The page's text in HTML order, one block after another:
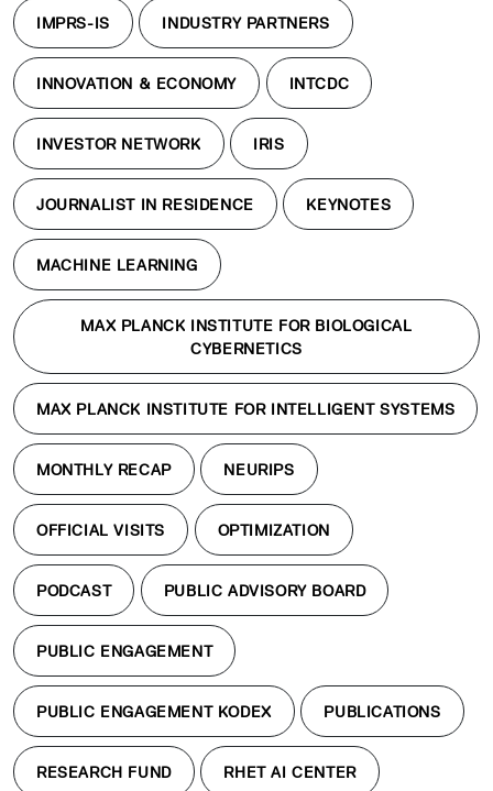
IMPRS-IS INDUSTRY PARTNERS
INNOVATION & ECONOMY INTCDC
INVESTOR NETWORK IRIS
JOURNALIST IN RESIDENCE KEYNOTES
MACHINE LEARNING
MAX PLANCK INSTITUTE FOR BIOLOGICAL
CYBERNETICS
MAX PLANCK INSTITUTE FOR INTELLIGENT SYSTEMS
MONTHLY RECAP NEURIPS
OFFICIAL VISITS OPTIMIZATION
PODCAST PUBLIC ADVISORY BOARD
PUBLIC ENGAGEMENT
PUBLIC ENGAGEMENT KODEX PUBLICATIONS
RESEARCH FUND RHET AI CENTER